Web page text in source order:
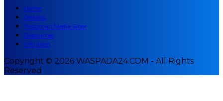
Home
Redaksi
Pedoman Media Siber
Disclaimer
Info Iklan
Copyright © 2026 WASPADA24.COM - All Rights
Reserved